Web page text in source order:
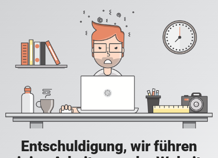
Entschuldigung, wir führen